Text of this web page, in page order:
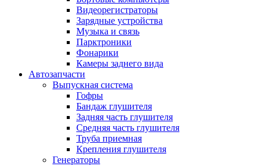
Видеорегистраторы
Зарядные устройства
Музыка и связь
Парктроники
Фонарики
Камеры заднего вида
Автозапчасти
Выпускная система
Гофры
Бандаж глушителя
Задняя часть глушителя
Средняя часть глушителя
Труба приемная
Крепления глушителя
Генераторы